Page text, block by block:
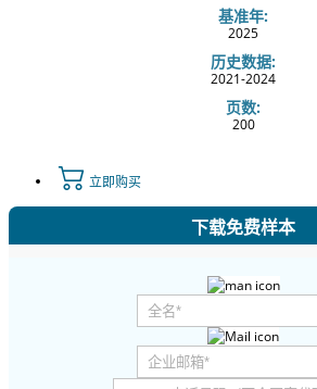
基准年:
2025
历史数据:
2021-2024
页数:
200
立即购买
下载免费样本